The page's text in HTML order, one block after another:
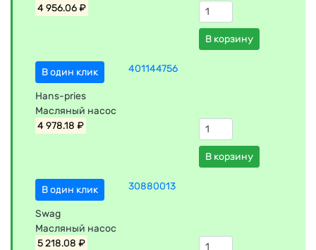
4 956.06 ₽
В корзину
В один клик 401144756
Hans-pries
Масляный насос
4 978.18 ₽
В корзину
В один клик 30880013
Swag
Масляный насос
5 218.08 ₽